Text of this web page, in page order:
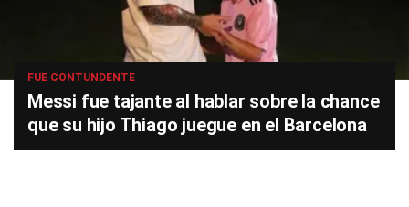
FUE CONTUNDENTE
Messi fue tajante al hablar sobre la chance
que su hijo Thiago juegue en el Barcelona